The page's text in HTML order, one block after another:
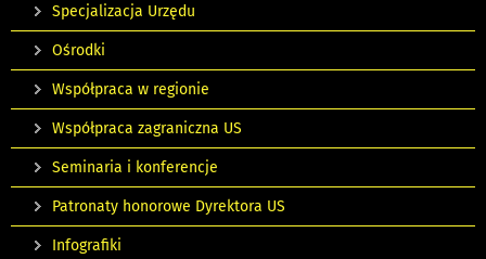
Specjalizacja Urzędu
Ośrodki
Współpraca w regionie
Współpraca zagraniczna US
Seminaria i konferencje
Patronaty honorowe Dyrektora US
Infografiki